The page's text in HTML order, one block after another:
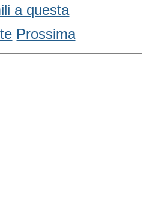
a questa
Prossima